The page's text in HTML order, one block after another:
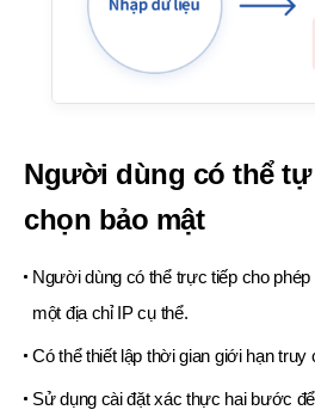
Người dùng có thể
chọn bảo mật
Người dùng có thể trực tiếp cho
một địa chỉ IP cụ thể.
Có thể thiết lập thời gian giới hạn truy
Sử dụng cài đặt xác thực hai bước